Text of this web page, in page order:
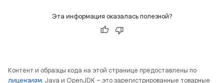
Эта информация оказалась полезной?
Контент и образцы кода на этой странице предоставлены по
лицензиям. Java и OpenJDK – это зарегистрированные товарные